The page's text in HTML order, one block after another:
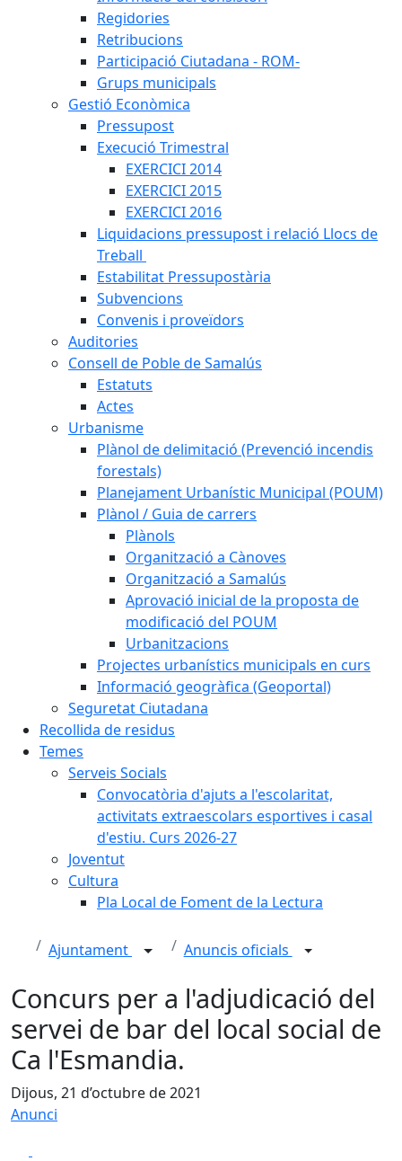
Regidories
Retribucions
Participació Ciutadana - ROM-
Grups municipals
Gestió Econòmica
Pressupost
Execució Trimestral
EXERCICI 2014
EXERCICI 2015
EXERCICI 2016
Liquidacions pressupost i relació Llocs de
Treball
Estabilitat Pressupostària
Subvencions
Convenis i proveïdors
Auditories
Consell de Poble de Samalús
Estatuts
Actes
Urbanisme
Plànol de delimitació (Prevenció incendis
forestals)
Planejament Urbanístic Municipal (POUM)
Plànol / Guia de carrers
Plànols
Organització a Cànoves
Organització a Samalús
Aprovació inicial de la proposta de
modificació del POUM
Urbanitzacions
Projectes urbanístics municipals en curs
Informació geogràfica (Geoportal)
Seguretat Ciutadana
Recollida de residus
Temes
Serveis Socials
Convocatòria d'ajuts a l'escolaritat,
activitats extraescolars esportives i casal
d'estiu. Curs 2026-27
Joventut
Cultura
Pla Local de Foment de la Lectura
Ajuntament Anuncis oficials
Concurs per a l'adjudicació del
servei de bar del local social de
Ca l'Esmandia.
Dijous, 21 d’octubre de 2021
Anunci